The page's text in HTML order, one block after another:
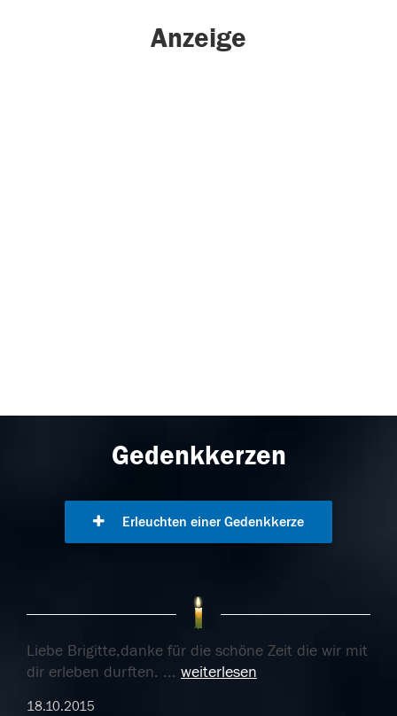
Anzeige
Gedenkkerzen
Erleuchten einer Gedenkkerze
Liebe Brigitte,danke für die schöne Zeit die wir mit
dir erleben durften. ... weiterlesen
18.10.2015